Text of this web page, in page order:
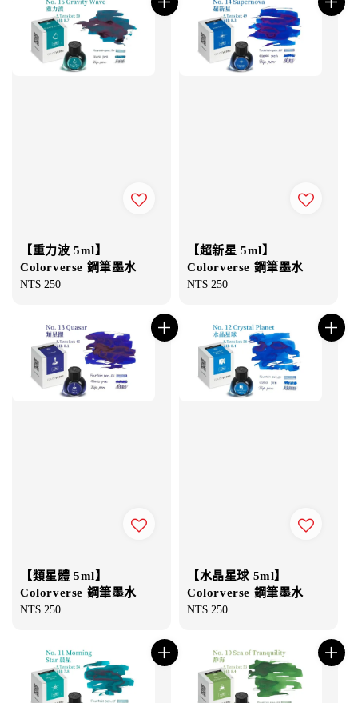
【重力波 5ml】
Colorverse 鋼筆墨水
Regular
NT$ 250
【超新星 5ml】
Colorverse 鋼筆墨水
Regular
NT$ 250
【類星體 5ml】
Colorverse 鋼筆墨水
Regular
NT$ 250
【水晶星球 5ml】
Colorverse 鋼筆墨水
Regular
NT$ 250